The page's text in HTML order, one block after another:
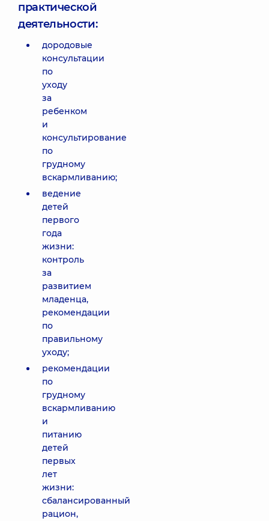
практической
деятельности:
дородовые
консультации
по
уходу
за
ребенком
и
консультирование
по
грудному
вскармливанию;
ведение
детей
первого
года
жизни:
контроль
за
развитием
младенца,
рекомендации
по
правильному
уходу;
рекомендации
по
грудному
вскармливанию
и
питанию
детей
первых
лет
жизни:
сбалансированный
рацион,